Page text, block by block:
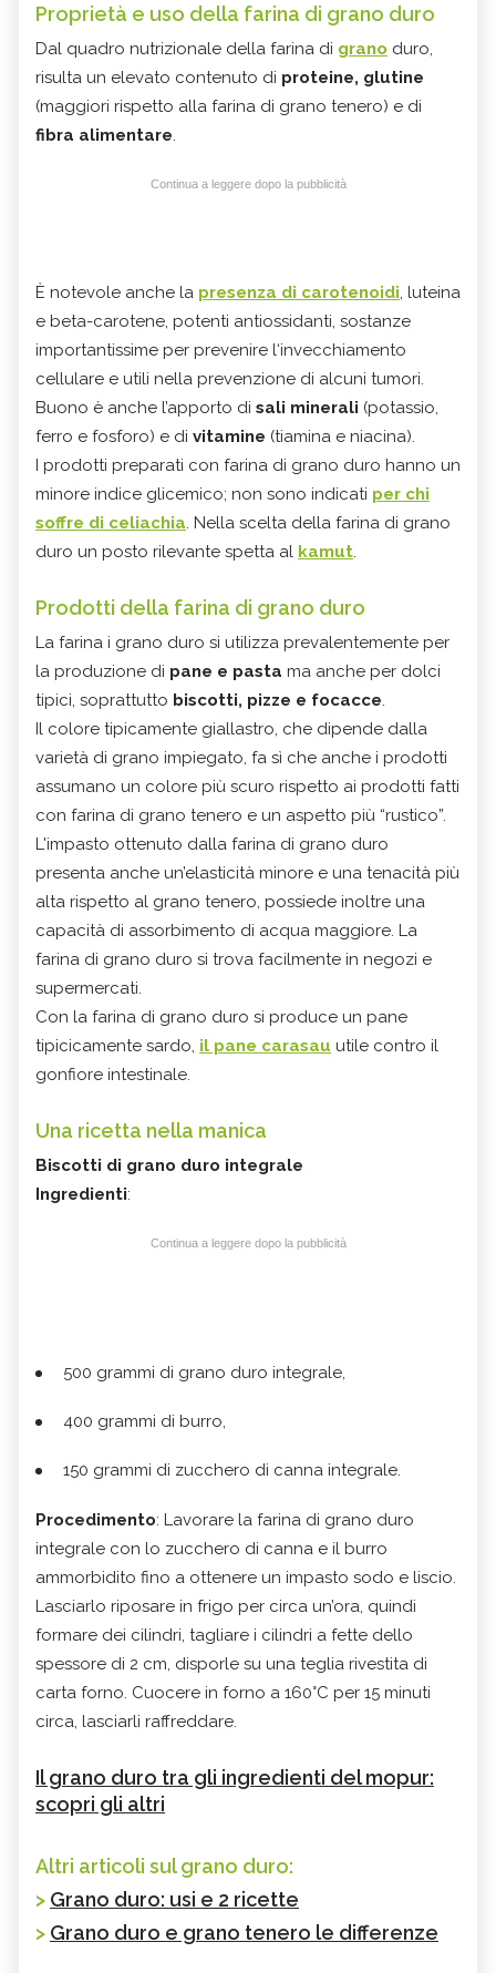
Proprietà e uso della farina di grano duro
Dal quadro nutrizionale della farina di grano duro,
risulta un elevato contenuto di proteine, glutine
(maggiori rispetto alla farina di grano tenero) e di
fibra alimentare.
Continua a leggere dopo la pubblicità
È notevole anche la presenza di carotenoidi, luteina
e beta-carotene, potenti antiossidanti, sostanze
importantissime per prevenire l‘invecchiamento
cellulare e utili nella prevenzione di alcuni tumori.
Buono è anche l’apporto di sali minerali (potassio,
ferro e fosforo) e di vitamine (tiamina e niacina).
I prodotti preparati con farina di grano duro hanno un
minore indice glicemico; non sono indicati per chi
soffre di celiachia. Nella scelta della farina di grano
duro un posto rilevante spetta al kamut.
Prodotti della farina di grano duro
La farina i grano duro si utilizza prevalentemente per
la produzione di pane e pasta ma anche per dolci
tipici, soprattutto biscotti, pizze e focacce.
Il colore tipicamente giallastro, che dipende dalla
varietà di grano impiegato, fa sì che anche i prodotti
assumano un colore più scuro rispetto ai prodotti fatti
con farina di grano tenero e un aspetto più “rustico”.
L'impasto ottenuto dalla farina di grano duro
presenta anche un’elasticità minore e una tenacità più
alta rispetto al grano tenero, possiede inoltre una
capacità di assorbimento di acqua maggiore. La
farina di grano duro si trova facilmente in negozi e
supermercati.
Con la farina di grano duro si produce un pane
tipicicamente sardo, il pane carasau utile contro il
gonfiore intestinale.
Una ricetta nella manica
Biscotti di grano duro integrale
Ingredienti:
Continua a leggere dopo la pubblicità
500 grammi di grano duro integrale,
400 grammi di burro,
150 grammi di zucchero di canna integrale.
Procedimento: Lavorare la farina di grano duro
integrale con lo zucchero di canna e il burro
ammorbidito fino a ottenere un impasto sodo e liscio.
Lasciarlo riposare in frigo per circa un’ora, quindi
formare dei cilindri, tagliare i cilindri a fette dello
spessore di 2 cm, disporle su una teglia rivestita di
carta forno. Cuocere in forno a 160°C per 15 minuti
circa, lasciarli raffreddare.
Il grano duro tra gli ingredienti del mopur:
scopri gli altri
Altri articoli sul grano duro:
> Grano duro: usi e 2 ricette
> Grano duro e grano tenero le differenze